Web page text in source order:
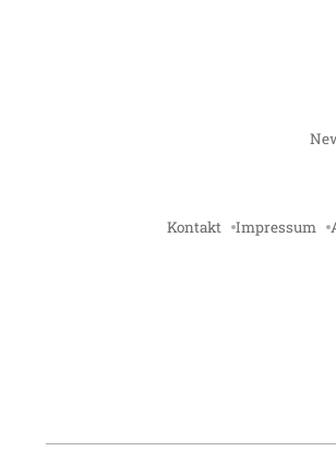
Kontakt Impressum